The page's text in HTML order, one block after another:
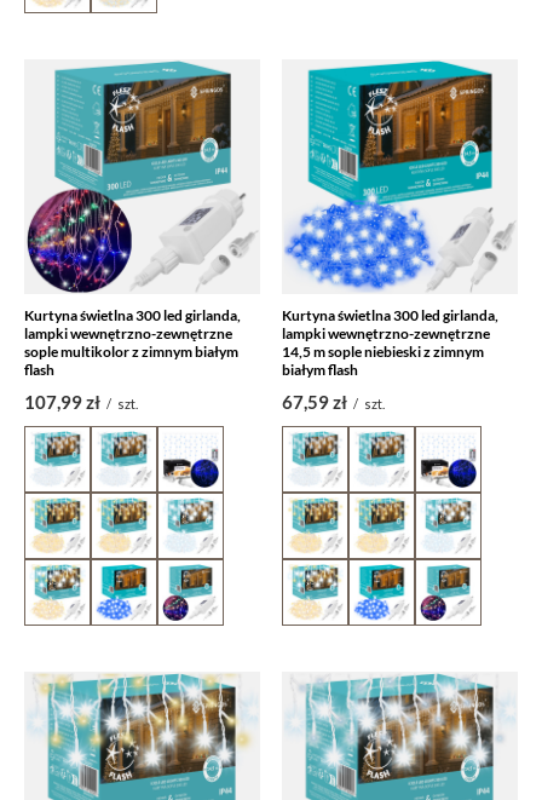
Kurtyna świetlna 300 led girlanda,
lampki wewnętrzno-zewnętrzne
sople multikolor z zimnym białym
flash
107,99 zł / szt.
Kurtyna świetlna 300 led girlanda,
lampki wewnętrzno-zewnętrzne
14,5 m sople niebieski z zimnym
białym flash
67,59 zł / szt.